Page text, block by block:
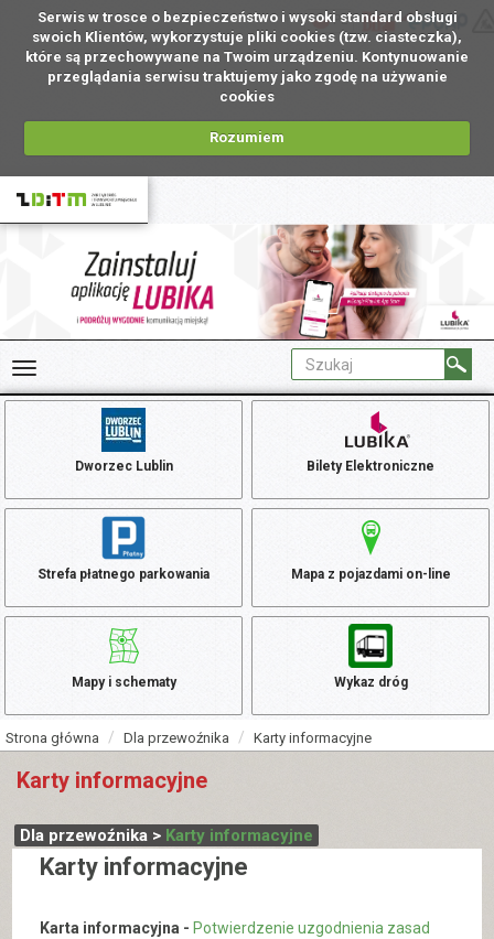
Serwis w trosce o bezpieczeństwo i wysoki standard obsługi
swoich Klientów, wykorzystuje pliki cookies (tzw. ciasteczka),
które są przechowywane na Twoim urządzeniu. Kontynuowanie
przeglądania serwisu traktujemy jako zgodę na używanie
cookies
Rozumiem
PL
Dworzec Lublin Bilety Elektroniczne
Strefa płatnego parkowania Mapa z pojazdami on-line
Mapy i schematy Wykaz dróg
Strona główna Dla przewoźnika Karty informacyjne
Karty informacyjne
Dla przewoźnika > Karty informacyjne
Karty informacyjne
Karta informacyjna - Potwierdzenie uzgodnienia zasad